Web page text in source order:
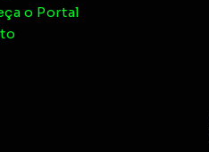
o Portal